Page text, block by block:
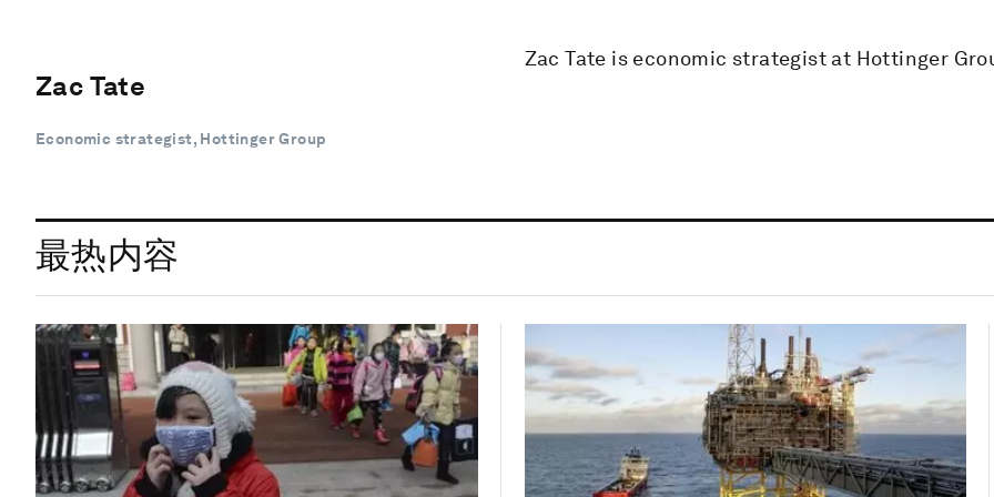
Zac Tate
Economic strategist, Hottinger Group
Zac Tate is economic strategist at Hottinger
最热内容